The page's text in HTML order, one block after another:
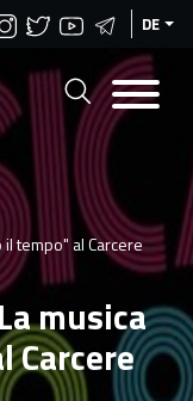
DE
tempo" al Carcere
musica
Carcere